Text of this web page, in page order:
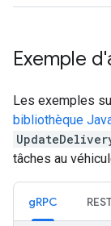
Exemple
Les exemples
bibliothèque
tâches au
gRPC